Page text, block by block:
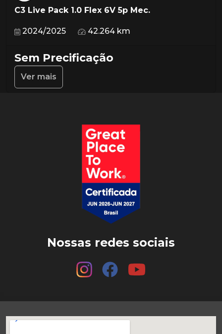
C3 Live Pack 1.0 Flex 6V 5p Mec.
2024/2025 42.264 km
Sem Precificação
Ver mais
Nossas redes sociais